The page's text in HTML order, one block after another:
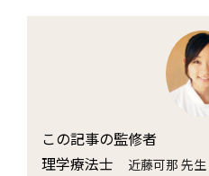
この記事の監修者
理学療法士
近藤可那 先生